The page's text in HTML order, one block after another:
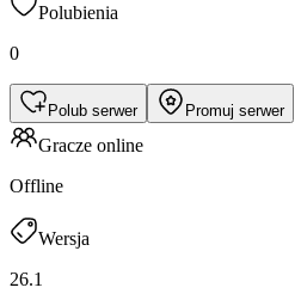
Polubienia
0
Polub serwer Promuj serwer
Gracze online
Offline
Wersja
26.1